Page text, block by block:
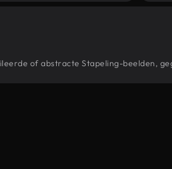
of abstracte Stapeling-beelden,